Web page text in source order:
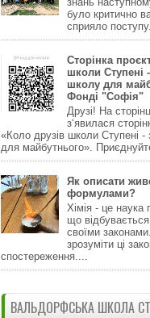
було критично
сприяло
Сторінка
школи Ступені
школу для
Фонді "Софія"
Друзі! На
з‘явилася
«Коло друзів школи Ступені
для майбутнього».
Як описати
формулами?
Хімія - це наука
що
своїми
зрозуміти ці
спостереження....
ВАЛЬДОРФСЬКА ШКОЛА